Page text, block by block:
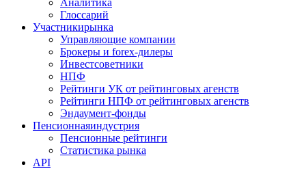
Глоссарий
Участникирынка
Управляющие компании
Брокеры и forex-дилеры
Инвестсоветники
НПФ
Рейтинги УК от рейтинговых агенств
Рейтинги НПФ от рейтинговых агенств
Эндаумент-фонды
Пенсионнаяиндустрия
Пенсионные рейтинги
Статистика рынка
API